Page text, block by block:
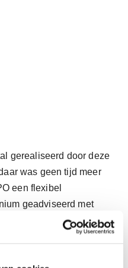
gerealiseerd door deze
was geen tijd meer
een flexibel
geadviseerd met
Dit is een modulair
vaker gebruikt kan